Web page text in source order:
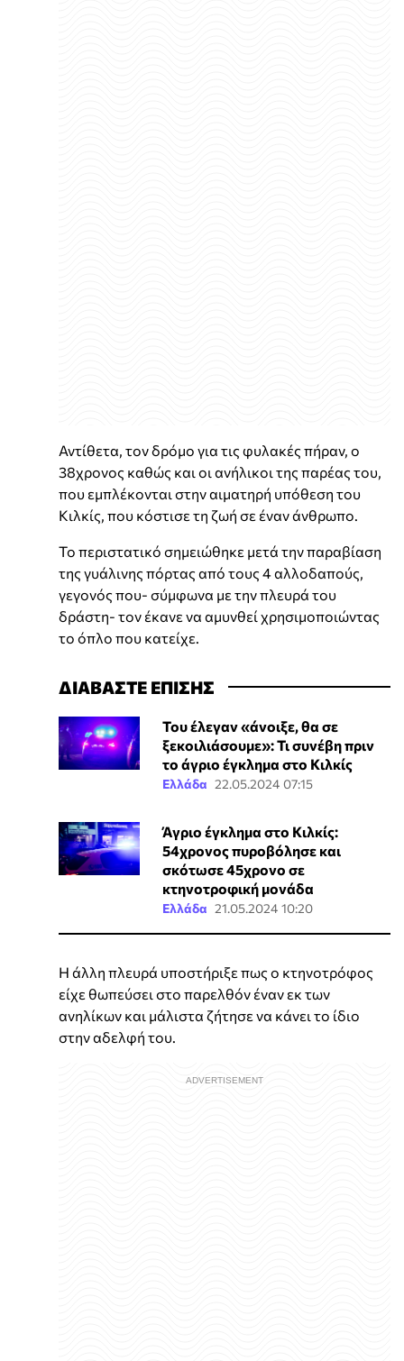
Αντίθετα, τον δρόμο για τις φυλακές πήραν, ο
38χρονος καθώς και οι ανήλικοι της παρέας του,
που εμπλέκονται στην αιματηρή υπόθεση του
Κιλκίς, που κόστισε τη ζωή σε έναν άνθρωπο.
Το περιστατικό σημειώθηκε μετά την παραβίαση
της γυάλινης πόρτας από τους 4 αλλοδαπούς,
γεγονός που- σύμφωνα με την πλευρά του
δράστη- τον έκανε να αμυνθεί χρησιμοποιώντας
το όπλο που κατείχε.
ΔΙΑΒΑΣΤΕ ΕΠΙΣΗΣ
Του έλεγαν «άνοιξε, θα σε
ξεκοιλιάσουμε»: Τι συνέβη πριν
το άγριο έγκλημα στο Κιλκίς
Ελλάδα 22.05.2024 07:15
Άγριο έγκλημα στο Κιλκίς:
54χρονος πυροβόλησε και
σκότωσε 45χρονο σε
κτηνοτροφική μονάδα
Ελλάδα 21.05.2024 10:20
Η άλλη πλευρά υποστήριξε πως ο κτηνοτρόφος
είχε θωπεύσει στο παρελθόν έναν εκ των
ανηλίκων και μάλιστα ζήτησε να κάνει το ίδιο
στην αδελφή του.